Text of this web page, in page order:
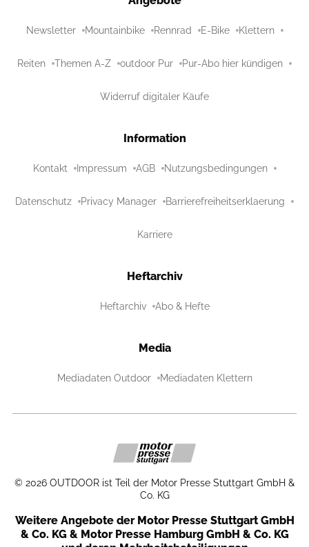
Newsletter Mountainbike Rennrad E-Bike Klettern
Reiten Themen A-Z outdoor Pur Pur-Abo hier kündigen
Widerruf digitaler Käufe
Information
Kontakt Impressum AGB Nutzungsbedingungen
Datenschutz Privacy Manager Barrierefreiheitserklaerung
Karriere
Heftarchiv
Heftarchiv Abo & Hefte
Media
Mediadaten Outdoor Mediadaten Klettern
© 2026 OUTDOOR ist Teil der Motor Presse Stuttgart GmbH &
Co. KG
Weitere Angebote der Motor Presse Stuttgart GmbH
& Co. KG & Motor Presse Hamburg GmbH & Co. KG